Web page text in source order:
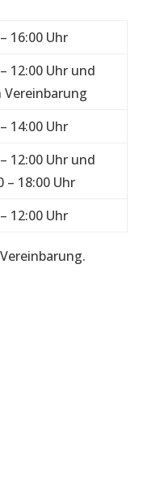
16:00 Uhr
12:00 Uhr und
Vereinbarung
14:00 Uhr
12:00 Uhr und
– 18:00 Uhr
12:00 Uhr